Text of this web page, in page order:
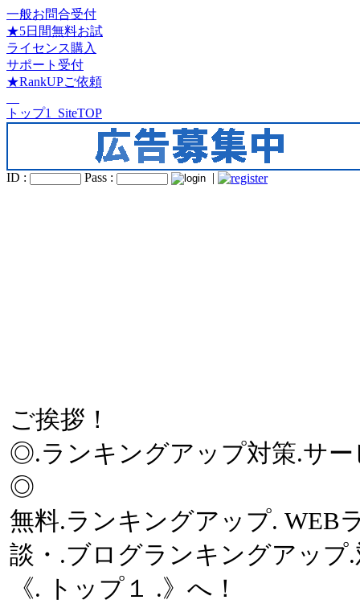
一般お問合受付
★5日間無料お試
ライセンス購入
サポート受付
★RankUPご依頼
トップ1_SiteTOP
ID : Pass : |
ご挨拶！
◎.ランキングアップ対策.サー
◎
無料.ランキングアップ. WEB
談・.ブログランキングアップ
《. トップ１ .》へ！